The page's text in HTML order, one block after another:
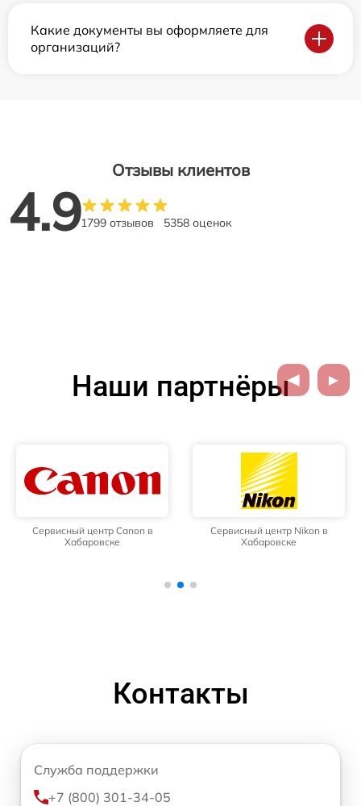
Какие документы вы оформляете для
организаций?
Отзывы клиентов
4.91799 отзывов 5358 оценок
Наши партнёры
Сервисный центр Canon в
Хабаровске
Сервисный центр Nikon в
Хабаровске
Контакты
Служба поддержки
+7 (800) 301-34-05